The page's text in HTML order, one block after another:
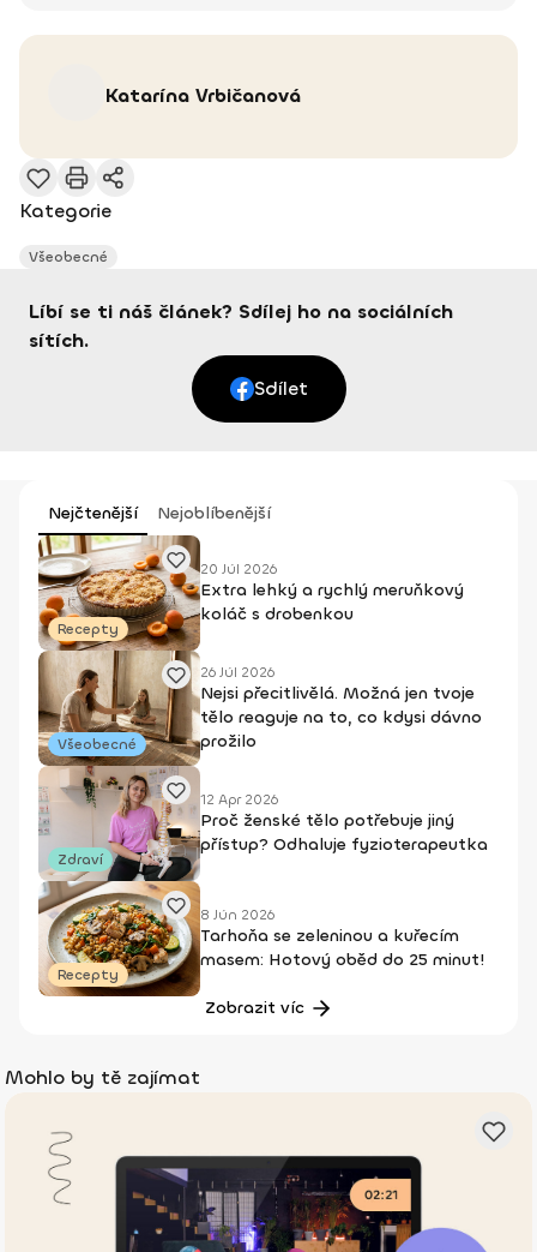
Katarína Vrbičanová
Kategorie
Všeobecné
Líbí se ti náš článek? Sdílej ho na sociálních
sítích.
Sdílet
Nejčtenější Nejoblíbenější
Recepty
20 Júl 2026
Extra lehký a rychlý meruňkový
koláč s drobenkou
Všeobecné
26 Júl 2026
Nejsi přecitlivělá. Možná jen tvoje
tělo reaguje na to, co kdysi dávno
prožilo
Zdraví
12 Apr 2026
Proč ženské tělo potřebuje jiný
přístup? Odhaluje fyzioterapeutka
Recepty
8 Jún 2026
Tarhoňa se zeleninou a kuřecím
masem: Hotový oběd do 25 minut!
Zobrazit víc
Mohlo by tě zajímat